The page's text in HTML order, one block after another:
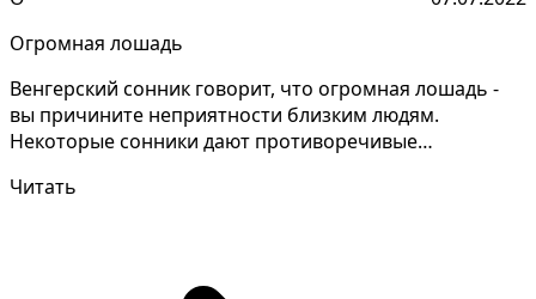
Огромная лошадь
Венгерский сонник говорит, что огромная лошадь -
вы причините неприятности близким людям.
Некоторые сонники дают противоречивые
Читать